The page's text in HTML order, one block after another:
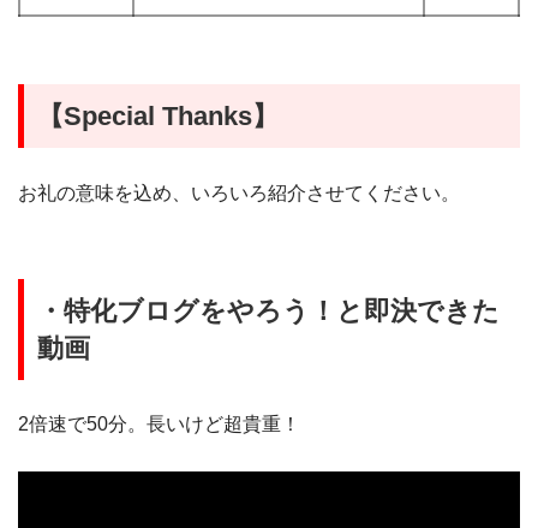
【Special Thanks】
お礼の意味を込め、いろいろ紹介させてください。
・特化ブログをやろう！と即決できた
動画
2倍速で50分。長いけど超貴重！